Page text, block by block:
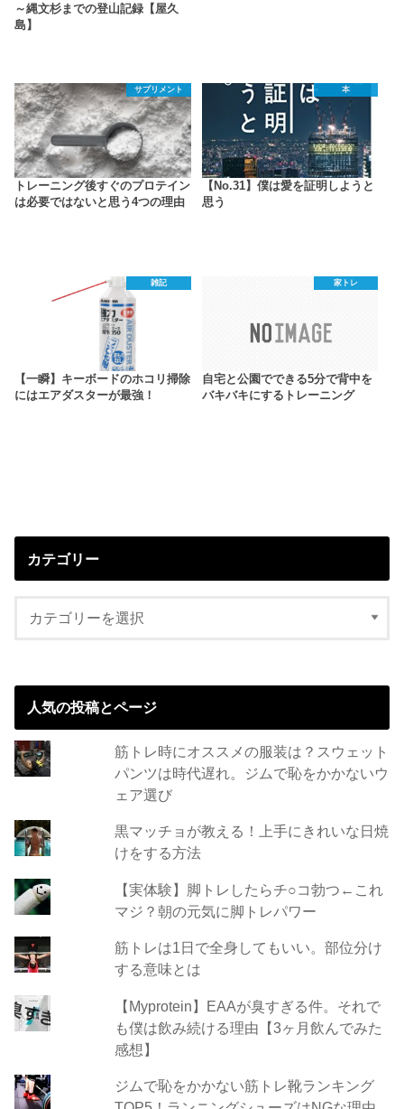
～縄文杉までの登山記録【屋久
島】
サプリメント
トレーニング後すぐのプロテイン
は必要ではないと思う4つの理由
本
【No.31】僕は愛を証明しようと
思う
雑記
【一瞬】キーボードのホコリ掃除
にはエアダスターが最強！
家トレ
自宅と公園でできる5分で背中を
バキバキにするトレーニング
カテゴリー
人気の投稿とページ
筋トレ時にオススメの服装は？スウェット
パンツは時代遅れ。ジムで恥をかかないウ
ェア選び
黒マッチョが教える！上手にきれいな日焼
けをする方法
【実体験】脚トレしたらチ○コ勃つ←これ
マジ？朝の元気に脚トレパワー
筋トレは1日で全身してもいい。部位分け
する意味とは
【Myprotein】EAAが臭すぎる件。それで
も僕は飲み続ける理由【3ヶ月飲んでみた
感想】
ジムで恥をかかない筋トレ靴ランキング